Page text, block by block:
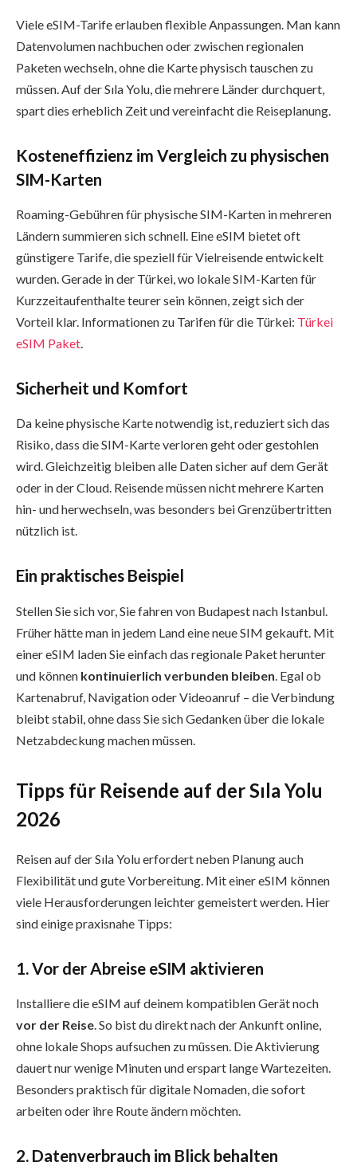
Viele eSIM-Tarife erlauben flexible Anpassungen. Man kann
Datenvolumen nachbuchen oder zwischen regionalen
Paketen wechseln, ohne die Karte physisch tauschen zu
müssen. Auf der Sıla Yolu, die mehrere Länder durchquert,
spart dies erheblich Zeit und vereinfacht die Reiseplanung.
Kosteneffizienz im Vergleich zu physischen
SIM-Karten
Roaming-Gebühren für physische SIM-Karten in mehreren
Ländern summieren sich schnell. Eine eSIM bietet oft
günstigere Tarife, die speziell für Vielreisende entwickelt
wurden. Gerade in der Türkei, wo lokale SIM-Karten für
Kurzzeitaufenthalte teurer sein können, zeigt sich der
Vorteil klar. Informationen zu Tarifen für die Türkei: Türkei
eSIM Paket.
Sicherheit und Komfort
Da keine physische Karte notwendig ist, reduziert sich das
Risiko, dass die SIM-Karte verloren geht oder gestohlen
wird. Gleichzeitig bleiben alle Daten sicher auf dem Gerät
oder in der Cloud. Reisende müssen nicht mehrere Karten
hin- und herwechseln, was besonders bei Grenzübertritten
nützlich ist.
Ein praktisches Beispiel
Stellen Sie sich vor, Sie fahren von Budapest nach Istanbul.
Früher hätte man in jedem Land eine neue SIM gekauft. Mit
einer eSIM laden Sie einfach das regionale Paket herunter
und können kontinuierlich verbunden bleiben . Egal ob
Kartenabruf, Navigation oder Videoanruf – die Verbindung
bleibt stabil, ohne dass Sie sich Gedanken über die lokale
Netzabdeckung machen müssen.
Tipps für Reisende auf der Sıla Yolu
2026
Reisen auf der Sıla Yolu erfordert neben Planung auch
Flexibilität und gute Vorbereitung. Mit einer eSIM können
viele Herausforderungen leichter gemeistert werden. Hier
sind einige praxisnahe Tipps:
1. Vor der Abreise eSIM aktivieren
Installiere die eSIM auf deinem kompatiblen Gerät noch
vor der Reise. So bist du direkt nach der Ankunft online,
ohne lokale Shops aufsuchen zu müssen. Die Aktivierung
dauert nur wenige Minuten und erspart lange Wartezeiten.
Besonders praktisch für digitale Nomaden, die sofort
arbeiten oder ihre Route ändern möchten.
2. Datenverbrauch im Blick behalten